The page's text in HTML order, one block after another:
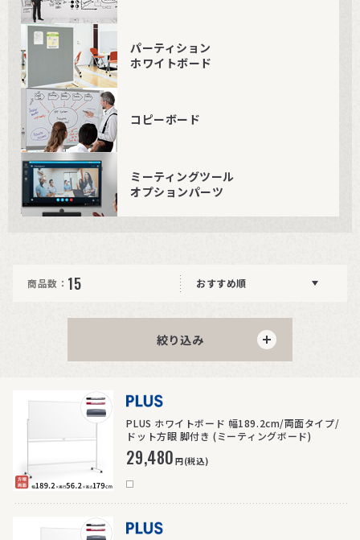
パーティション
ホワイトボード
コピーボード
ミーティングツール
オプションパーツ
商品数： 15 おすすめ順
絞り込み
>
PLUS ホワイトボード 幅189.2cm/両面タイプ/
ドット方眼 脚付き (ミーティングボード)
29,480円(税込)
>